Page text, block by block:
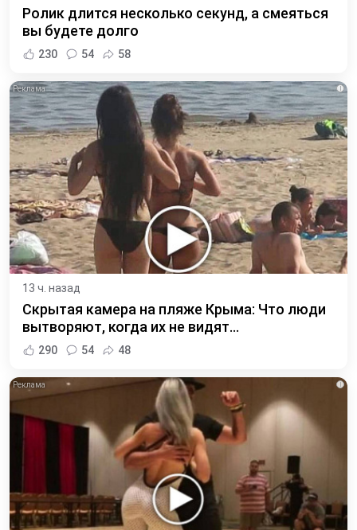
Ролик длится несколько секунд, а смеяться
вы будете долго
230 54 58
i
13 ч. назад
Скрытая камера на пляже Крыма: Что люди
вытворяют, когда их не видят...
290 54 48
i